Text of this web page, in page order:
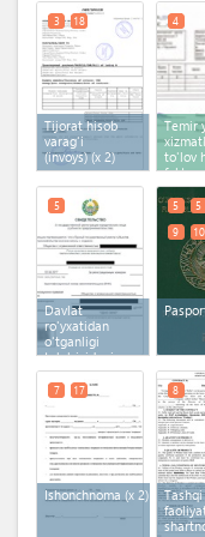
Tijorat hisob
varag'i
(invoys)(x 2)
3 18
Temir
to'lov
faktura
4
Davlat
ro'yxatidan
o'tganligi
to'g'risidagi
guvohnoma
5 5 5
9
10
Ishonchnoma (x 2)
7 17 8